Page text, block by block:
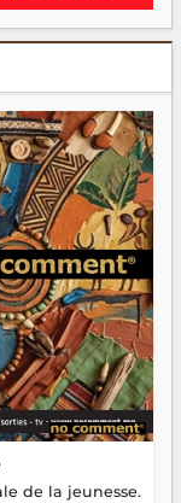
de la jeunesse.